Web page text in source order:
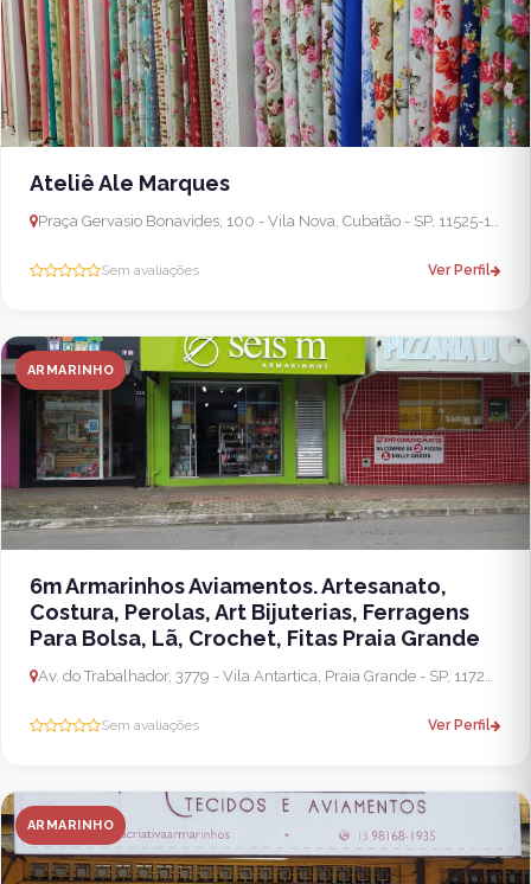
Ateliê Ale Marques
Praça Gervasio Bonavides, 100 - Vila Nova, Cubatão - SP, 11525-119, Brasil
Sem avaliações Ver Perfil
ARMARINHO
6m Armarinhos Aviamentos. Artesanato,
Costura, Perolas, Art Bijuterias, Ferragens
Para Bolsa, Lã, Crochet, Fitas Praia Grande
Av. do Trabalhador, 3779 - Vila Antartica, Praia Grande - SP, 11720-090, Brasil
Sem avaliações Ver Perfil
ARMARINHO